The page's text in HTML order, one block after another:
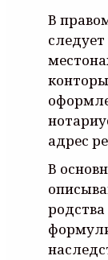
В
следует
адрес
В